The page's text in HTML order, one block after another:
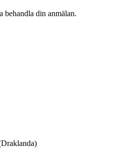
behandla din anmälan.